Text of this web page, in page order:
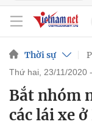
Thời sự
thứ hai, 23/11/2020
Bắt nhóm
các lái xe ở